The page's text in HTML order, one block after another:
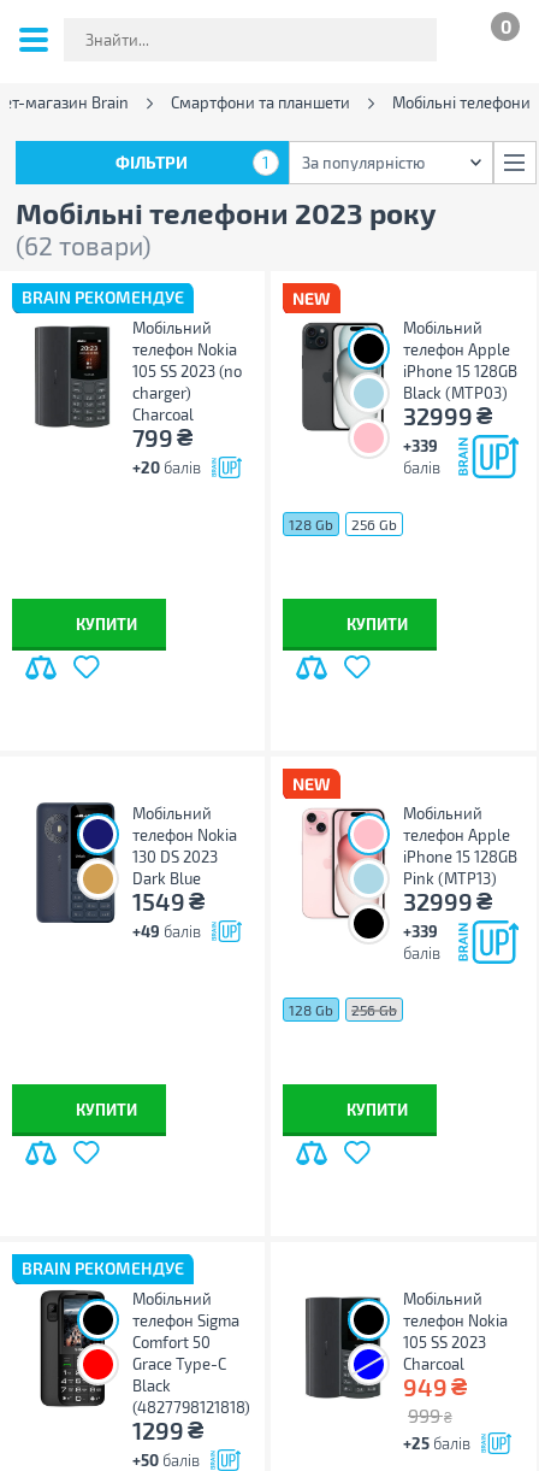
0
магазин Brain Смартфони та планшети Мобільні телефони
Мобільні телефони 2023 року
(62 товари)
ФІЛЬТРИ 1 За популярністю
BRAIN РЕКОМЕНДУЄ
Мобільний
телефон Nokia
105 SS 2023 (no
charger)
Charcoal
799₴
+20 балів
КУПИТИ
Мобільний
телефон Apple
iPhone 15 128GB
Black (MTP03)
32999₴
+339
балів
128 Gb 256 Gb
КУПИТИ
Мобільний
телефон Nokia
130 DS 2023
Dark Blue
1549₴
+49 балів
КУПИТИ
Мобільний
телефон Apple
iPhone 15 128GB
Pink (MTP13)
32999₴
+339
балів
128 Gb 256 Gb
КУПИТИ
BRAIN РЕКОМЕНДУЄ
Мобільний
телефон Sigma
Comfort 50
Grace Type-C
Black
(4827798121818)
1299₴
+50 балів
Мобільний
телефон Nokia
105 SS 2023
Charcoal
949₴
999 ₴
+25 балів
ФІЛЬТРИ 1 За популярністю